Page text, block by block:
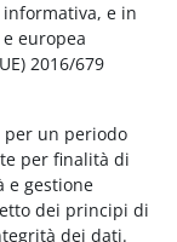
e in
europea
2016/679
per un periodo
per finalità di
e gestione
dei principi di
dei dati.